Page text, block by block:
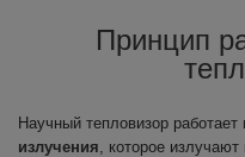
Принцип
Научный тепловизор работает
излучения, которое